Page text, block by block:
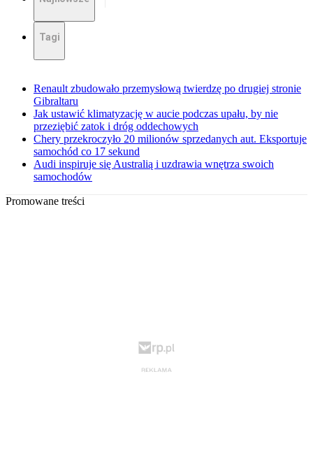
Tagi
Renault zbudowało przemysłową twierdzę po drugiej stronie
Gibraltaru
Jak ustawić klimatyzację w aucie podczas upału, by nie
przeziębić zatok i dróg oddechowych
Chery przekroczyło 20 milionów sprzedanych aut. Eksportuje
samochód co 17 sekund
Audi inspiruje się Australią i uzdrawia wnętrza swoich
samochodów
Promowane treści